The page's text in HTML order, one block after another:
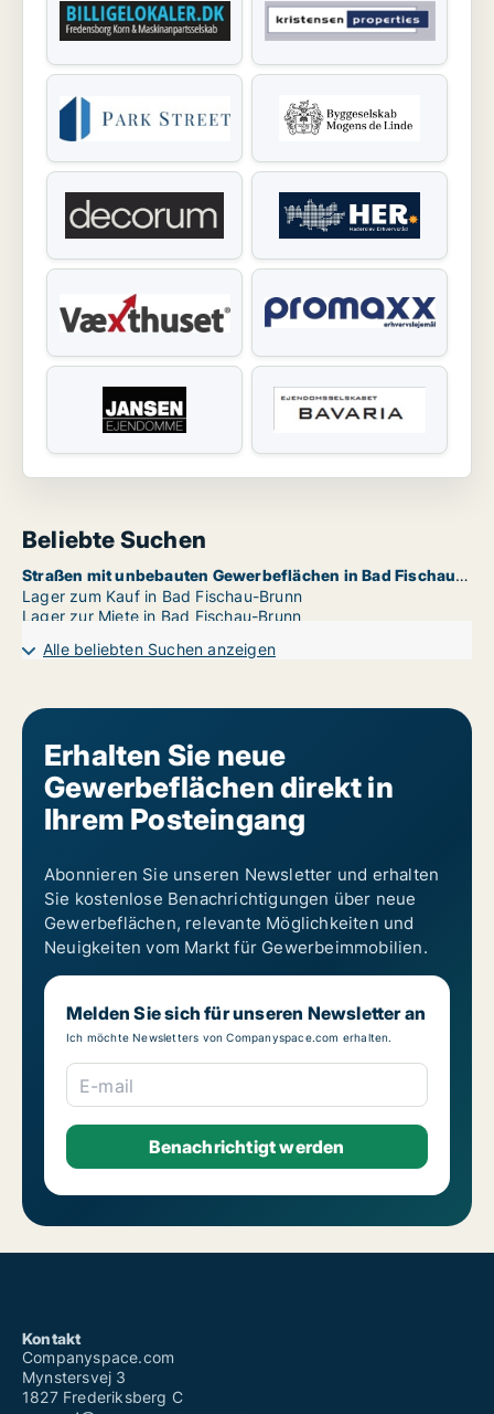
Beliebte Suchen
Straßen mit unbebauten Gewerbeflächen in Bad Fischau-Brunn
Lager zum Kauf in Bad Fischau-Brunn
Lager zur Miete in Bad Fischau-Brunn
Alle beliebten Suchen anzeigen
Erhalten Sie neue
Gewerbeflächen direkt in
Ihrem Posteingang
Abonnieren Sie unseren Newsletter und erhalten
Sie kostenlose Benachrichtigungen über neue
Gewerbeflächen, relevante Möglichkeiten und
Neuigkeiten vom Markt für Gewerbeimmobilien.
Melden Sie sich für unseren Newsletter an
Ich möchte Newsletters von Companyspace.com erhalten.
E-mail
Kontakt
Companyspace.com
Mynstersvej 3
1827 Frederiksberg C